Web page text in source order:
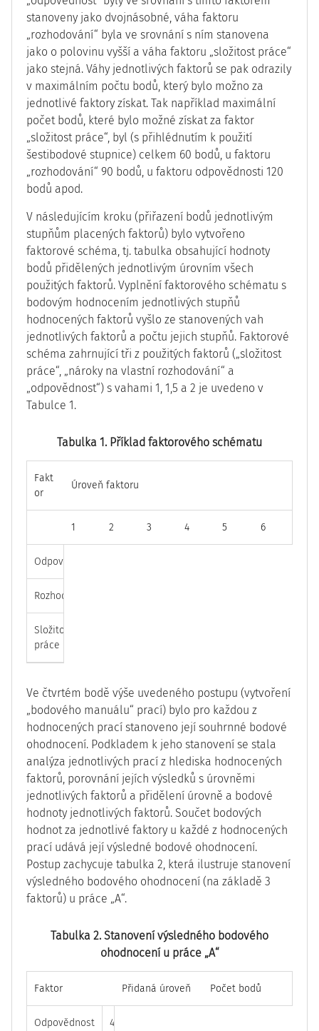
stanoveny jako dvojnásobné, váha faktoru
„rozhodování“ byla ve srovnání s ním stanovena
jako o polovinu vyšší a váha faktoru „složitost práce“
jako stejná. Váhy jednotlivých faktorů se pak odrazily
v maximálním počtu bodů, který bylo možno za
jednotlivé faktory získat. Tak například maximální
počet bodů, které bylo možné získat za faktor
„složitost práce“, byl (s přihlédnutím k použití
šestibodové stupnice) celkem 60 bodů, u faktoru
„rozhodování“ 90 bodů, u faktoru odpovědnosti 120
bodů apod.
V následujícím kroku (přiřazení bodů jednotlivým
stupňům placených faktorů) bylo vytvořeno
faktorové schéma, tj. tabulka obsahující hodnoty
bodů přidělených jednotlivým úrovním všech
použitých faktorů. Vyplnění faktorového schématu s
bodovým hodnocením jednotlivých stupňů
hodnocených faktorů vyšlo ze stanovených vah
jednotlivých faktorů a počtu jejich stupňů. Faktorové
schéma zahrnující tři z použitých faktorů („složitost
práce“, „nároky na vlastní rozhodování“ a
„odpovědnost“) s vahami 1, 1,5 a 2 je uvedeno v
Tabulce 1.
Tabulka 1. Příklad faktorového schématu
Fakt
or
Úroveň faktoru
1 2 3 4 5 6
Odpovědnost
Rozhodování
Složitost
práce
Ve čtvrtém bodě výše uvedeného postupu (vytvoření
„bodového manuálu“ prací) bylo pro každou z
hodnocených prací stanoveno její souhrnné bodové
ohodnocení. Podkladem k jeho stanovení se stala
analýza jednotlivých prací z hlediska hodnocených
faktorů, porovnání jejích výsledků s úrovněmi
jednotlivých faktorů a přidělení úrovně a bodové
hodnoty jednotlivých faktorů. Součet bodových
hodnot za jednotlivé faktory u každé z hodnocených
prací udává její výsledné bodové ohodnocení.
Postup zachycuje tabulka 2, která ilustruje stanovení
výsledného bodového ohodnocení (na základě 3
faktorů) u práce „A“.
Tabulka 2. Stanovení výsledného bodového
ohodnocení u práce „A“
Faktor Přidaná úroveň Počet bodů
Odpovědnost 4